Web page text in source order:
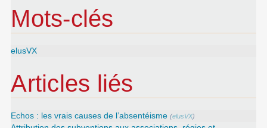
Mots-clés
elusVX
Articles liés
Echos : les vrais causes de l’absentéisme (elusVX)